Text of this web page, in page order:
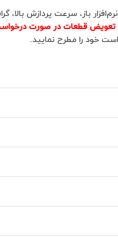
باز، سرعت پردازش بالا،
تعویض قطعات در صورت